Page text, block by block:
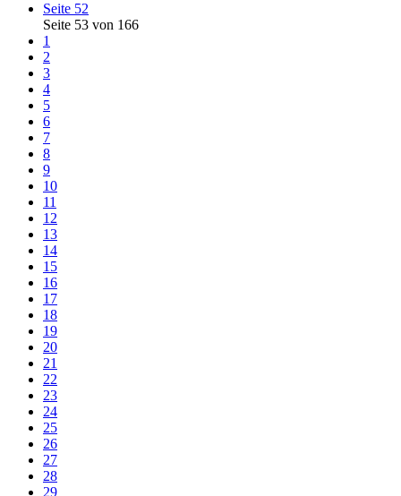
Seite 52
Seite 53 von 166
1
2
3
4
5
6
7
8
9
10
11
12
13
14
15
16
17
18
19
20
21
22
23
24
25
26
27
28
29